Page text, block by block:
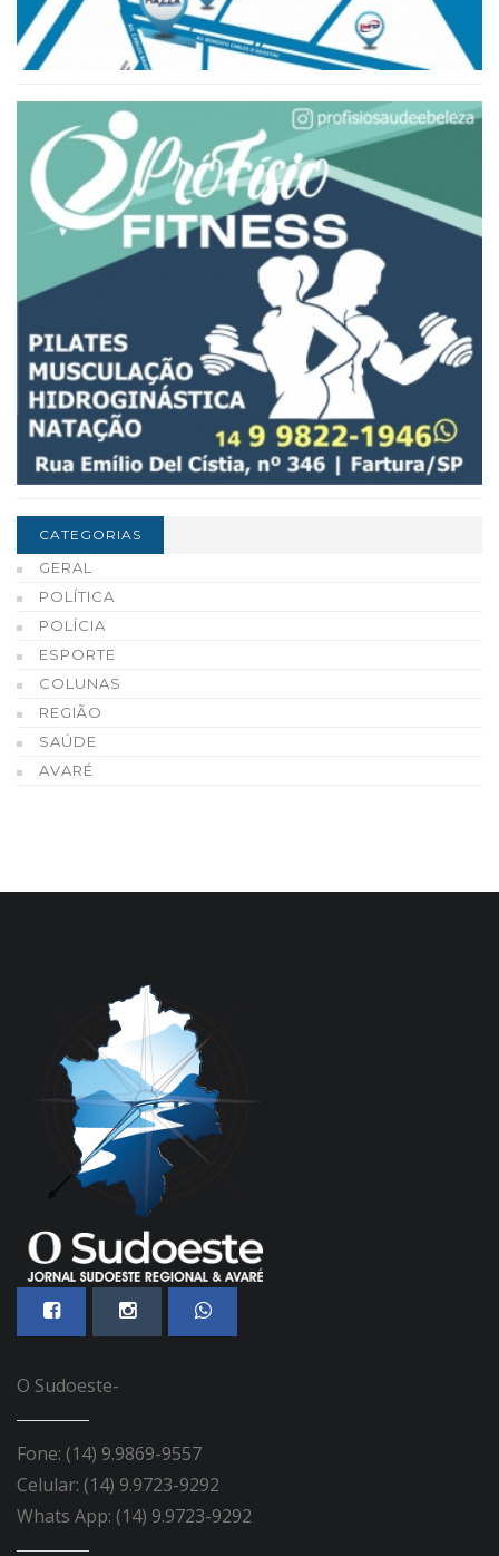
CATEGORIAS
GERAL
POLÍTICA
POLÍCIA
ESPORTE
COLUNAS
REGIÃO
SAÚDE
AVARÉ
O Sudoeste-
Fone: (14) 9.9869-9557
Celular: (14) 9.9723-9292
Whats App: (14) 9.9723-9292